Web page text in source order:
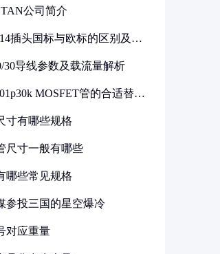
公司简介
插头国标与欧标的区别及其
30导线参数及载流量解析
MOSFET管的合适替代
寸有哪些规格
尺寸一般有哪些
哪些常见规格
参投三国的星空爆冷
对应重量